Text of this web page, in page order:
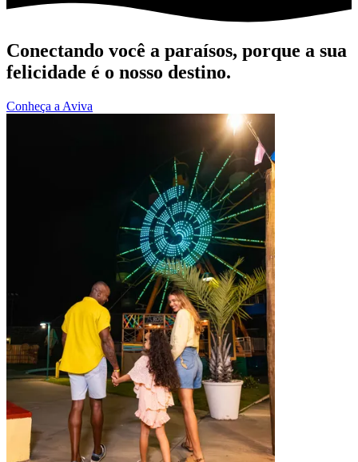
Conectando você a paraísos, porque a sua
felicidade é o nosso destino.
Conheça a Aviva